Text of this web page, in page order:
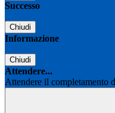
Successo
Chiudi
Informazione
Chiudi
Attendere...
Attendere il completamento